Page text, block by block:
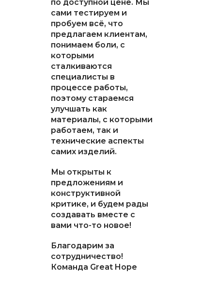
по доступной цене. Мы
сами тестируем и
пробуем всё, что
предлагаем клиентам,
понимаем боли, с
которыми
сталкиваются
специалисты в
процессе работы,
поэтому стараемся
улучшать как
материалы, с которыми
работаем, так и
технические аспекты
самих изделий.
Мы открыты к
предложениям и
конструктивной
критике, и будем рады
создавать вместе с
вами что-то новое!
Благодарим за
сотрудничество!
Команда Great Hope